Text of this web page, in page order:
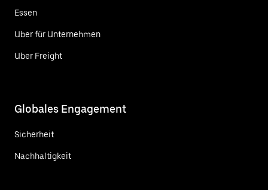
Essen
Uber für Unternehmen
Uber Freight
Globales Engagement
Sicherheit
Nachhaltigkeit